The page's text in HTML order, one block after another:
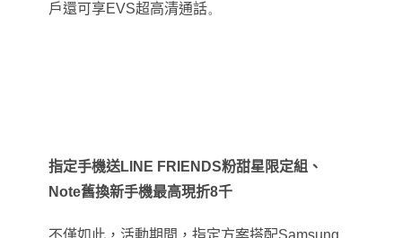
戶還可享EVS超高清通話。
指定手機送LINE FRIENDS粉甜星限定組、
Note舊換新手機最高現折8千
不僅如此，活動期間，指定方案搭配Samsung